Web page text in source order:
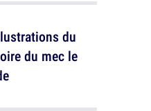
du
du mec le